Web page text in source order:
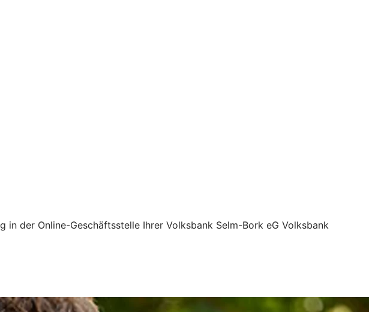
der Online-Geschäftsstelle Ihrer Volksbank Selm-Bork eG Volksbank